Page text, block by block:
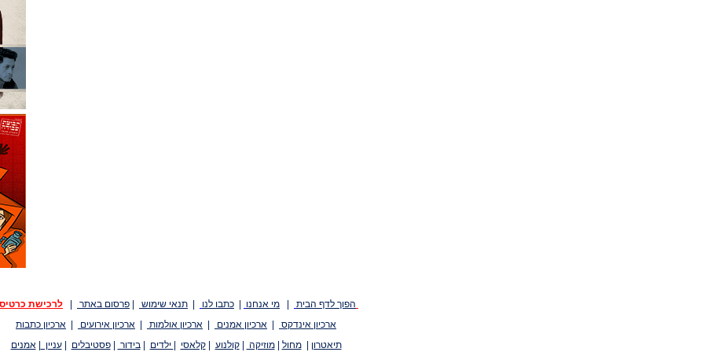
הפוך לדף הבית מי אנחנו כתבו לנו תנאי שימוש פרסום באתר
לרכישת
ארכיון אינדקס
ארכיון אמנים ארכיון אולמות ארכיון אירועים
ארכיון כתבות
תיאטרון
|מחול |מוזיקה |קולנוע |קלאסי ילדים |בידור |פסטיבלים |עניין |אמנים